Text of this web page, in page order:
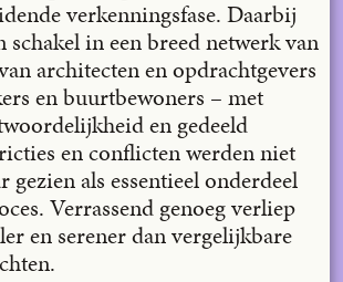
verkenningsfase. Daarbij
schakel in een breed netwerk van
architecten en opdrachtgevers
en buurtbewoners – met
en gedeeld
en conflicten werden niet
gezien als essentieel onderdeel
Verrassend genoeg verliep
en serener dan vergelijkbare